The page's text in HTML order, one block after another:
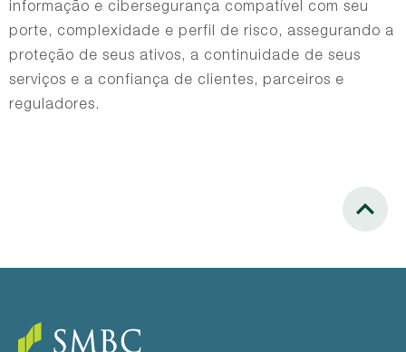
informação e cibersegurança compatível com seu
porte, complexidade e perfil de risco, assegurando a
proteção de seus ativos, a continuidade de seus
serviços e a confiança de clientes, parceiros e
reguladores.
Scroll to